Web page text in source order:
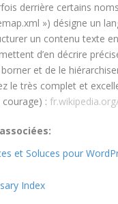
derrière certains
») désigne un
un contenu texte en
d’en décrire
et de le
le très complet et
:
et Soluces pour
Index